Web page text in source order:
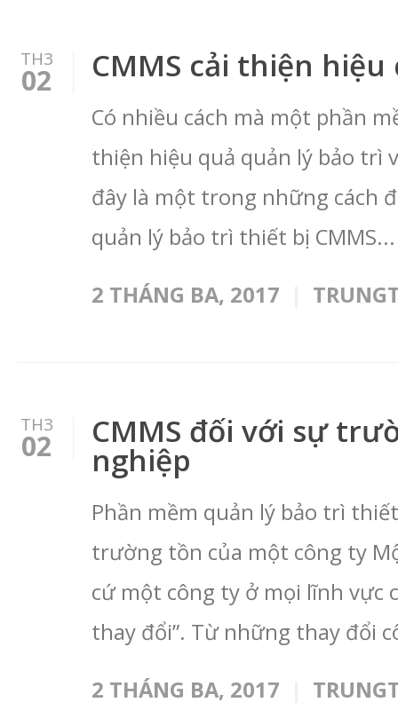
TH3
02 CMMS cải thiện
Có nhiều cách mà một phần
thiện hiệu quả quản lý bảo trì
đây là một trong những cách
quản lý bảo trì thiết bị
2 THÁNG BA, 2017
TH3
02 CMMS đối với sự
nghiệp
Phần mềm quản lý bảo trì
trường tồn của một công ty
cứ một công ty ở mọi lĩnh vực
thay đổi”. Từ những thay đổi
2 THÁNG BA, 2017